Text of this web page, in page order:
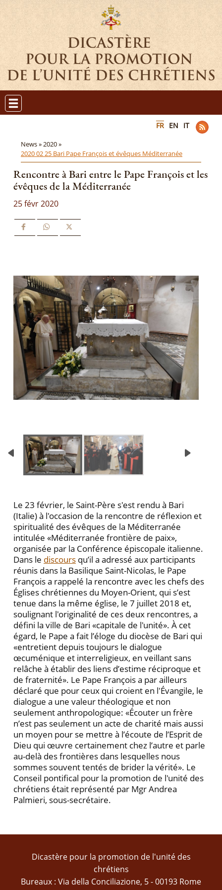
FR EN IT
News »2020 »
2020 02 25 Bari Pape François et évêques Méditerranée
Rencontre à Bari entre le Pape François et les
évêques de la Méditerranée
25 févr 2020
Le 23 février, le Saint-Père s'est rendu à Bari
(Italie) à l'occasion de la rencontre de réflexion et
spiritualité des évêques de la Méditerranée
intitulée «Méditerranée frontière de paix»,
organisée par la Conférence épiscopale italienne.
Dans le discours qu’il a adressé aux participants
réunis dans la Basilique Saint-Nicolas, le Pape
François a rappelé la rencontre avec les chefs des
Églises chrétiennes du Moyen-Orient, qui s’est
tenue dans la même église, le 7 juillet 2018 et,
soulignant l'originalité de ces deux rencontres, a
défini la ville de Bari «capitale de l'unité». À cet
égard, le Pape a fait l’éloge du diocèse de Bari qui
«entretient depuis toujours le dialogue
œcuménique et interreligieux, en veillant sans
relâche à établir des liens d’estime réciproque et
de fraternité». Le Pape François a par ailleurs
déclaré que pour ceux qui croient en l'Évangile, le
dialogue a une valeur théologique et non
seulement anthropologique: «Écouter un frère
n’est pas seulement un acte de charité mais aussi
un moyen pour se mettre à l’écoute de l’Esprit de
Dieu qui œuvre certainement chez l’autre et parle
au-delà des frontières dans lesquelles nous
sommes souvent tentés de brider la vérité». Le
Conseil pontifical pour la promotion de l'unité des
chrétiens était représenté par Mgr Andrea
Palmieri, sous-secrétaire.
Dicastère pour la promotion de l'unité des
chrétiens
Bureaux : Via della Conciliazione, 5 - 00193 Rome